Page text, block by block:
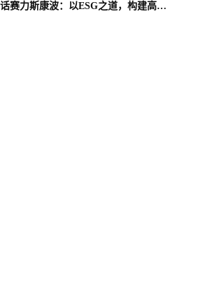
对话赛力斯康波：以ESG之道，构建高端智能汽车品牌全球竞争力